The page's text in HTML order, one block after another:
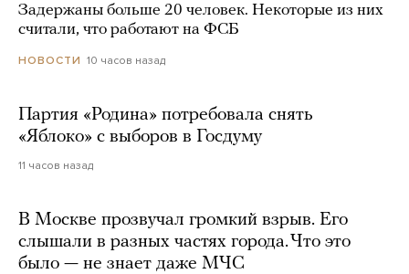
Задержаны больше 20 человек. Некоторые из них
считали, что работают на ФСБ
НОВОСТИ 10 часов назад
Партия «Родина» потребовала снять
«Яблоко» с выборов в Госдуму
11 часов назад
В Москве прозвучал громкий взрыв. Его
слышали в разных частях города. Что это
было — не знает даже МЧС